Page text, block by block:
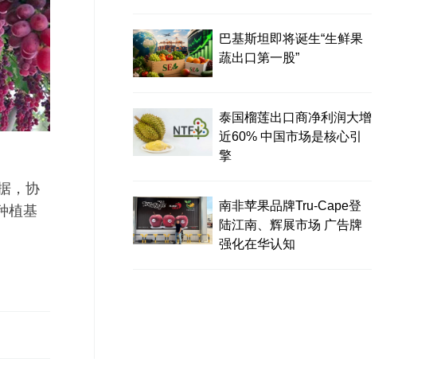
，协
植基
巴基斯坦即将诞生“生鲜果
蔬出口第一股”
泰国榴莲出口商净利润大增
近60% 中国市场是核心引
擎
南非苹果品牌Tru-Cape登
陆江南、辉展市场 广告牌
强化在华认知